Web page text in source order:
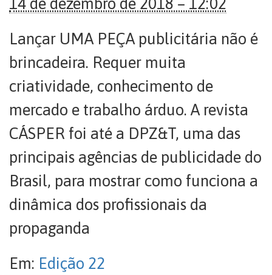
14 de dezembro de 2018 – 12:02
Lançar UMA PEÇA publicitária não é
brincadeira. Requer muita
criatividade, conhecimento de
mercado e trabalho árduo. A revista
CÁSPER foi até a DPZ&T, uma das
principais agências de publicidade do
Brasil, para mostrar como funciona a
dinâmica dos profissionais da
propaganda
Em: Edição 22